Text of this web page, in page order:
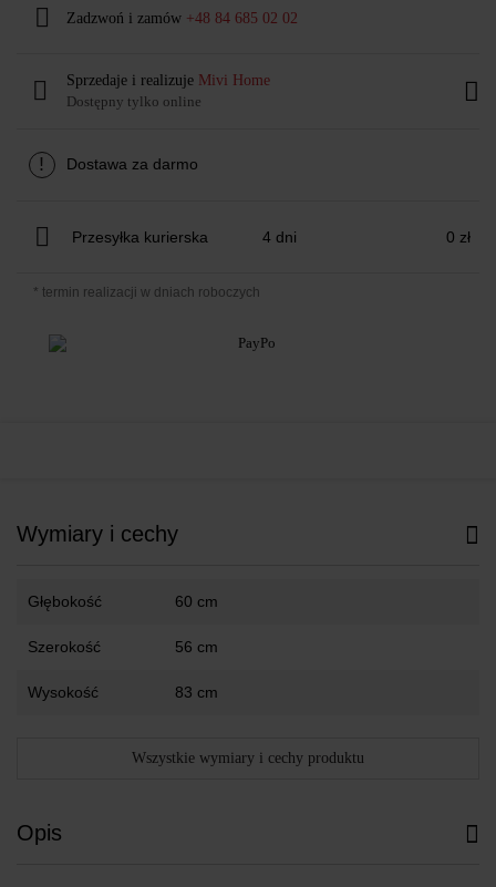
Zadzwoń i zamów +48 84 685 02 02
Sprzedaje i realizuje Mivi Home
Dostępny tylko online
! Dostawa za darmo
Przesyłka kurierska 4 dni 0 zł
* termin realizacji w dniach roboczych
Wymiary i cechy
Głębokość 60 cm
Szerokość 56 cm
Wysokość 83 cm
Wszystkie wymiary i cechy produktu
Opis